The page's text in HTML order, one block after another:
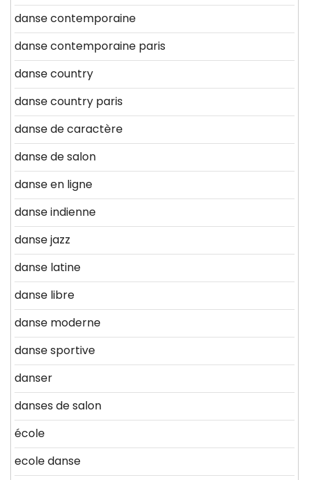
danse contemporaine
danse contemporaine paris
danse country
danse country paris
danse de caractère
danse de salon
danse en ligne
danse indienne
danse jazz
danse latine
danse libre
danse moderne
danse sportive
danser
danses de salon
école
ecole danse